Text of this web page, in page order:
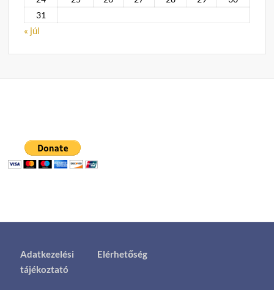
31
« júl
Adatkezelési
tájékoztató
Elérhetőség